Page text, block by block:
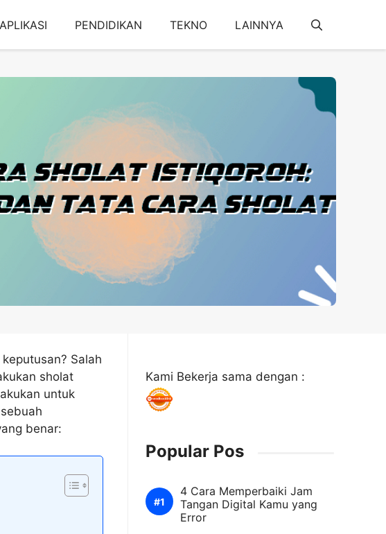
APLIKASI PENDIDIKAN TEKNO LAINNYA
Salah
sholat
untuk
benar:
Kami Bekerja sama dengan :
Popular Pos
4 Cara Memperbaiki Jam
Tangan Digital Kamu yang
Error